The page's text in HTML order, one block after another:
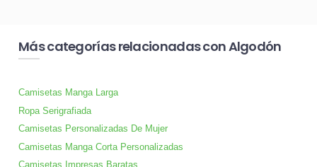
Más categorías relacionadas con Algodón
Camisetas Manga Larga
Ropa Serigrafiada
Camisetas Personalizadas De Mujer
Camisetas Manga Corta Personalizadas
Camisetas Impresas Baratas